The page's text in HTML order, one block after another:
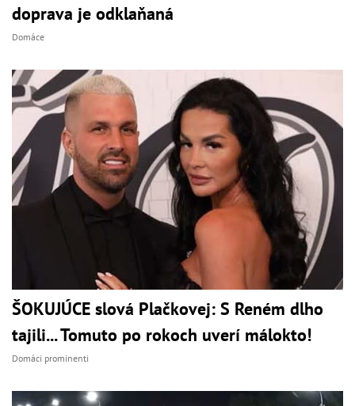
doprava je odklaňaná
Domáce
ŠOKUJÚCE slová Plačkovej: S Reném dlho
tajili... Tomuto po rokoch uverí málokto!
Domáci prominenti